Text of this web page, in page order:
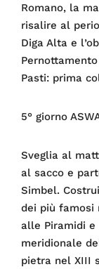
Romano, la
risalire al
Diga Alta e
Pasti: prima
5° giorno
Sveglia al
al sacco e
Simbel.
dei più famosi
alle Piramidi e
meridionale
pietra nel XIII